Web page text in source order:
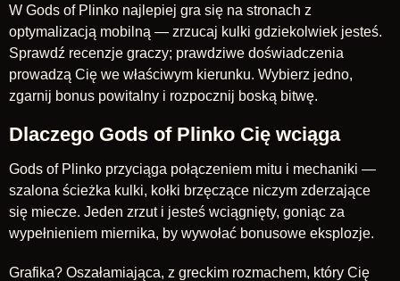
W Gods of Plinko najlepiej gra się na stronach z
optymalizacją mobilną — zrzucaj kulki gdziekolwiek jesteś.
Sprawdź recenzje graczy; prawdziwe doświadczenia
prowadzą Cię we właściwym kierunku. Wybierz jedno,
zgarnij bonus powitalny i rozpocznij boską bitwę.
Dlaczego Gods of Plinko Cię wciąga
Gods of Plinko przyciąga połączeniem mitu i mechaniki —
szalona ścieżka kulki, kołki brzęczące niczym zderzające
się miecze. Jeden zrzut i jesteś wciągnięty, goniąc za
wypełnieniem miernika, by wywołać bonusowe eksplozje.
Grafika? Oszałamiająca, z greckim rozmachem, który Cię